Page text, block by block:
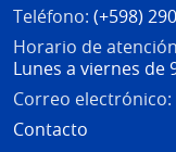
Teléfono: (+598)
Horario de
Lunes a viernes de
Correo electrónico:
Contacto